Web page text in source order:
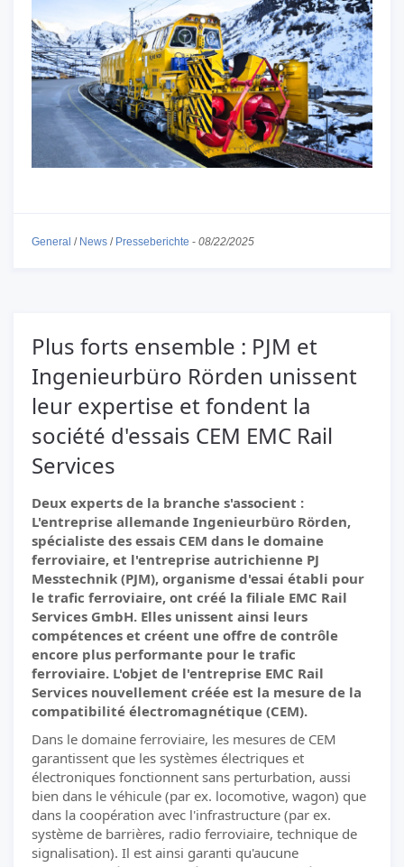
General / News / Presseberichte - 08/22/2025
Plus forts ensemble : PJM et
Ingenieurbüro Rörden unissent
leur expertise et fondent la
société d'essais CEM EMC Rail
Services
Deux experts de la branche s'associent :
L'entreprise allemande Ingenieurbüro Rörden,
spécialiste des essais CEM dans le domaine
ferroviaire, et l'entreprise autrichienne PJ
Messtechnik (PJM), organisme d'essai établi pour
le trafic ferroviaire, ont créé la filiale EMC Rail
Services GmbH. Elles unissent ainsi leurs
compétences et créent une offre de contrôle
encore plus performante pour le trafic
ferroviaire. L'objet de l'entreprise EMC Rail
Services nouvellement créée est la mesure de la
compatibilité électromagnétique (CEM).
Dans le domaine ferroviaire, les mesures de CEM
garantissent que les systèmes électriques et
électroniques fonctionnent sans perturbation, aussi
bien dans le véhicule (par ex. locomotive, wagon) que
dans la coopération avec l'infrastructure (par ex.
système de barrières, radio ferroviaire, technique de
signalisation). Il est ainsi garanti qu'aucune